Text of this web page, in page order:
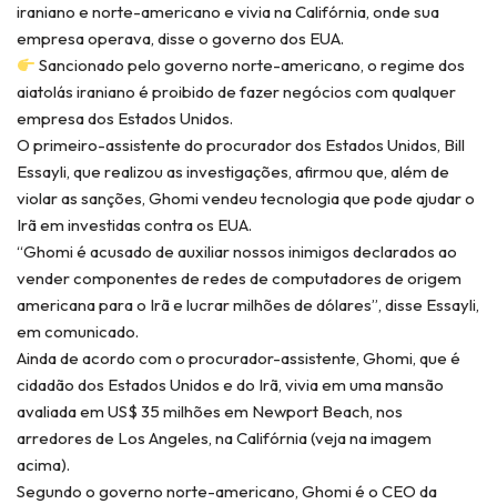
iraniano e norte-americano e vivia na Califórnia, onde sua
empresa operava, disse o governo dos EUA.
Sancionado pelo governo norte-americano, o regime dos
aiatolás iraniano é proibido de fazer negócios com qualquer
empresa dos Estados Unidos.
O primeiro-assistente do procurador dos Estados Unidos, Bill
Essayli, que realizou as investigações, afirmou que, além de
violar as sanções, Ghomi vendeu tecnologia que pode ajudar o
Irã em investidas contra os EUA.
“Ghomi é acusado de auxiliar nossos inimigos declarados ao
vender componentes de redes de computadores de origem
americana para o Irã e lucrar milhões de dólares”, disse Essayli,
em comunicado.
Ainda de acordo com o procurador-assistente, Ghomi, que é
cidadão dos Estados Unidos e do Irã, vivia em uma mansão
avaliada em US$ 35 milhões em Newport Beach, nos
arredores de Los Angeles, na Califórnia (veja na imagem
acima).
Segundo o governo norte-americano, Ghomi é o CEO da